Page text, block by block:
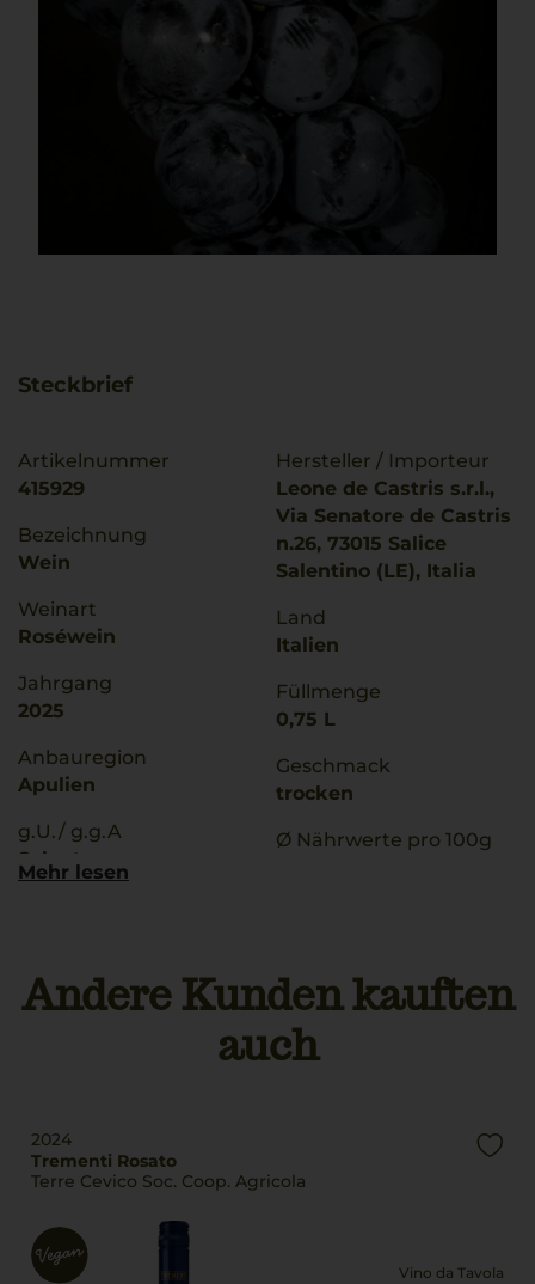
Steckbrief
Artikelnummer
415929
Bezeichnung
Wein
Weinart
Roséwein
Jahrgang
2025
Anbauregion
Apulien
g.U./ g.g.A
Salento
Trinktemperatur
Restsüße
3,73 g/L
Säuregehalt
6,2 g/L
Hersteller / Importeur
Leone de Castris s.r.l.,
Via Senatore de Castris
n.26, 73015 Salice
Salentino (LE), Italia
Land
Italien
Füllmenge
0,75 L
Geschmack
trocken
Ø Nährwerte pro 100g
davon gesättigte
Fettsäuren: 0 g
Kohlenhydrate
1,2 g
Salz
Trauben, rektifiziertes
Mehr lesen
Andere Kunden kauften
auch
2024
Trementi Rosato
Terre Cevico Soc. Coop. Agricola
Vino da Tavola